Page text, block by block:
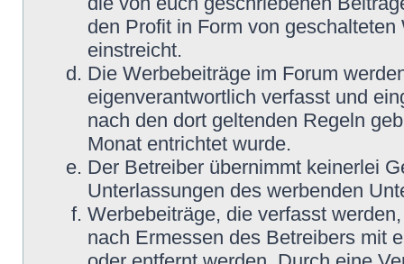
den Profit in Form von
einstreicht.
Die Werbebeiträge im Forum
eigenverantwortlich verfasst und
nach den dort geltenden Regeln
Monat entrichtet wurde.
Der Betreiber übernimmt keinerlei
Unterlassungen des werbenden
Werbebeiträge, die verfasst
nach Ermessen des Betreibers mit